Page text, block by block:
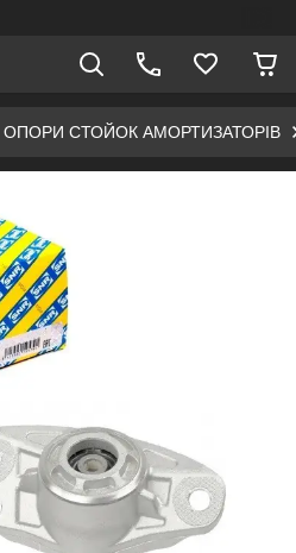
ОПОРИ СТОЙОК АМОРТИЗАТОРІВ